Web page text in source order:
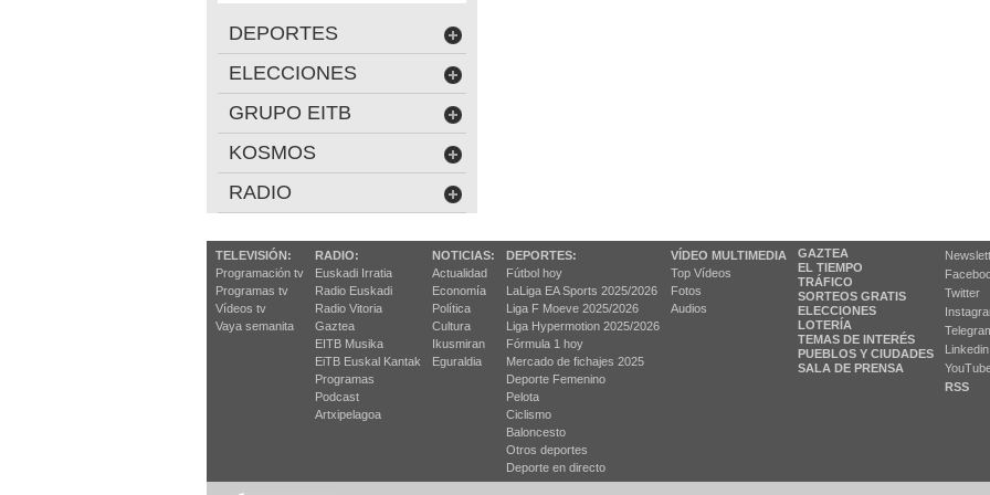
DEPORTES
ELECCIONES
GRUPO EITB
KOSMOS
RADIO
TELEVISIÓN:
Programación tv
Programas tv
Vídeos tv
Vaya semanita
RADIO:
Euskadi Irratia
Radio Euskadi
Radio Vitoria
Gaztea
EITB Musika
EiTB Euskal Kantak
Programas
Podcast
Artxipelagoa
NOTICIAS:
Actualidad
Economía
Política
Cultura
Ikusmiran
Eguraldia
DEPORTES:
Fútbol hoy
LaLiga EA Sports 2025/2026
Liga F Moeve 2025/2026
Liga Hypermotion 2025/2026
Fórmula 1 hoy
Mercado de fichajes 2025
Deporte Femenino
Pelota
Ciclismo
Baloncesto
Otros deportes
Deporte en directo
VÍDEO MULTIMEDIA
Top Vídeos
Fotos
Audios
GAZTEA
EL TIEMPO
TRÁFICO
SORTEOS GRATIS
ELECCIONES
LOTERÍA
TEMAS DE INTERÉS
PUEBLOS Y CIUDADES
SALA DE PRENSA
Twitter
Linkedin
RSS